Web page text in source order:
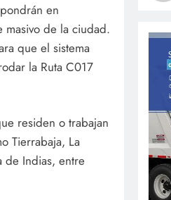
en
masivo de la ciudad.
que el sistema
la Ruta C017
residen o trabajan
Tierrabaja, La
de Indias, entre